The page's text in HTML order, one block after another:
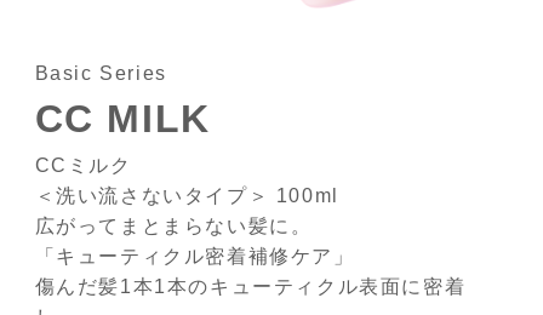
Basic Series
CC MILK
CCミルク
＜洗い流さないタイプ＞ 100ml
広がってまとまらない髪に。
「キューティクル密着補修ケア」
傷んだ髪1本1本のキューティクル表面に密着